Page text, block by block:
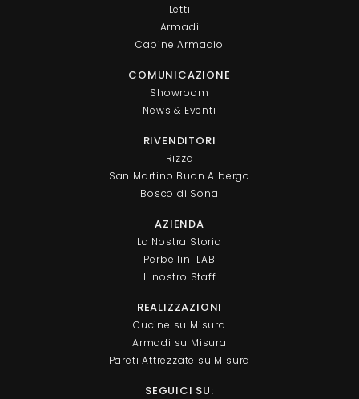
Letti
Armadi
Cabine Armadio
COMUNICAZIONE
Showroom
News & Eventi
RIVENDITORI
Rizza
San Martino Buon Albergo
Bosco di Sona
AZIENDA
La Nostra Storia
Perbellini LAB
Il nostro Staff
REALIZZAZIONI
Cucine su Misura
Armadi su Misura
Pareti Attrezzate su Misura
SEGUICI SU: